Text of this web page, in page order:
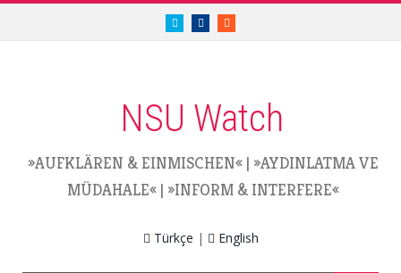
twitter.com/nsuwatch
facebook.com/nsuwatch
RSS
NSU Watch
»AUFKLÄREN & EINMISCHEN« | »AYDINLATMA VE
MÜDAHALE« | »INFORM & INTERFERE«
Türkçe | English